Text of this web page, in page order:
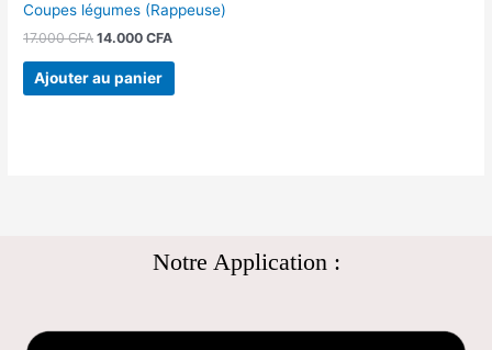
Coupes légumes (Rappeuse)
17.000CFA 14.000CFA
Ajouter au panier
Notre Application :